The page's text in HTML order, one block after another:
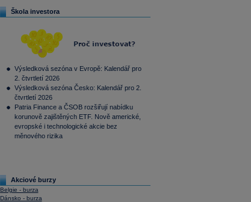
Škola investora
Výsledková sezóna v Evropě: Kalendář pro
2. čtvrtletí 2026
Výsledková sezóna Česko: Kalendář pro 2.
čtvrtletí 2026
Patria Finance a ČSOB rozšiřují nabídku
korunově zajištěných ETF. Nově americké,
evropské i technologické akcie bez
měnového rizika
Akciové burzy
Belgie - burza
Dánsko - burza